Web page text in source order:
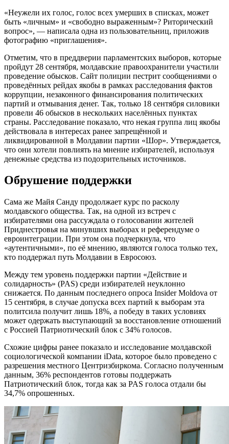
«Неужели их голос, голос всех умерших в списках, может
быть «личным» и «свободно выраженным»? Риторический
вопрос», — написала одна из пользовательниц, приложив
фотографию «приглашения».
Отметим, что в преддверии парламентских выборов, которые
пройдут 28 сентября, молдавские правоохранители участили
проведение обысков. Сайт полиции пестрит сообщениями о
проведённых рейдах якобы в рамках расследования фактов
коррупции, незаконного финансирования политических
партий и отмывания денег. Так, только 18 сентября силовики
провели 46 обысков в нескольких населённых пунктах
страны. Расследование показало, что некая группа лиц якобы
действовала в интересах ранее запрещённой и
ликвидированной в Молдавии партии «Шор». Утверждается,
что они хотели повлиять на мнение избирателей, используя
денежные средства из подозрительных источников.
Обрушение поддержки
Сама же Майя Санду продолжает курс по расколу
молдавского общества. Так, на одной из встреч с
избирателями она рассуждала о голосовании жителей
Приднестровья на минувших выборах и референдуме о
евроинтеграции. При этом она подчеркнула, что
«аутентичными», по её мнению, являются голоса только тех,
кто поддержал путь Молдавии в Евросоюз.
Между тем уровень поддержки партии «Действие и
солидарность» (PAS) среди избирателей неуклонно
снижается. По данным последнего опроса Insider Moldova от
15 сентября, в случае допуска всех партий к выборам эта
политсила получит лишь 18%, а победу в таких условиях
может одержать выступающий за восстановление отношений
с Россией Патриотический блок с 34% голосов.
Схожие цифры ранее показало и исследование молдавской
социологической компании iData, которое было проведено с
разрешения местного Центризбиркома. Согласно полученным
данным, 36% респондентов готовы поддержать
Патриотический блок, тогда как за PAS голоса отдали бы
34,7% опрошенных.